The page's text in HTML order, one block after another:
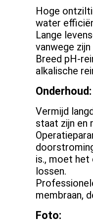
Hoge
water
Lange
vanwege
Breed pH-
alkalische
Onderhoud:
Vermijd
staat zijn en
is., moet
lossen.
membraan,
Foto: